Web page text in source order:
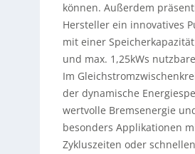
können. Außerdem
Hersteller ein innovatives
mit einer
und max. 1,25kWs
Im
der dynamische
wertvolle Bremsenergie
besonders Applikationen
Zykluszeiten oder